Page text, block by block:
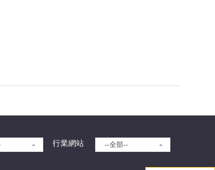
行業網站 --全部--